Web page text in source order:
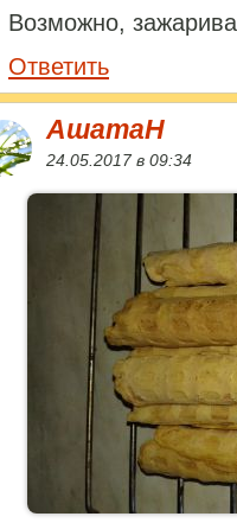
Возможно,
Ответить
АшатаН
24.05.2017 в 09:34